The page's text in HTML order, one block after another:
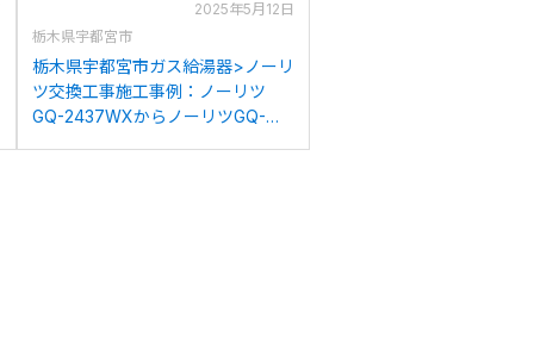
2025年5月12日
栃木県宇都宮市
栃木県宇都宮市ガス給湯器>ノーリ
ツ交換工事施工事例：ノーリツ
GQ-2437WXからノーリツGQ-